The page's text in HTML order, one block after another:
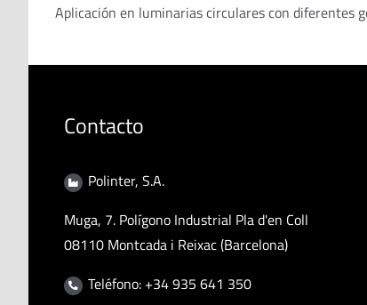
Aplicación en luminarias circulares con diferentes
Contacto
Polinter, S.A.
Muga, 7. Polígono Industrial Pla d'en Coll
08110 Montcada i Reixac (Barcelona)
Teléfono: +34 935 641 350